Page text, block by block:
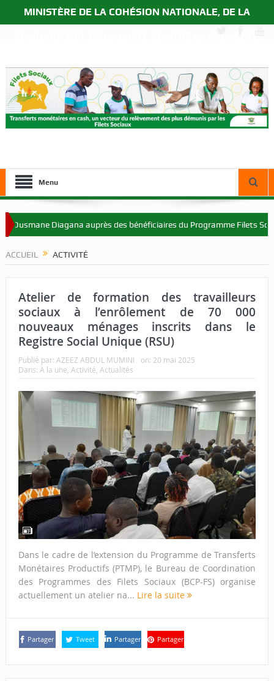
MINISTÈRE DE LA COHÉSION NATIONALE, DE LA
Menu
auprès des bénéficiaires du Programme Filets Sociaux à
ACCUEIL ACTIVITÉ
Atelier de formation des travailleurs
sociaux à l’enrôlement de 70 000
nouveaux ménages inscrits dans le
Registre Social Unique (RSU)
Publié par: AZEEZ ABDUL MUMINI on: 20 mai 2025
Dans: A la une, Activité, Actualités
Dans le cadre de l’extension du Programme de Transferts
Monétaires Productifs (PTMP), le Bureau de Coordination
des Programmes des Filets Sociaux (BCP-FS) organise
actuellement un atelier na... Lire la suite
Partager Tweet Partager Partager